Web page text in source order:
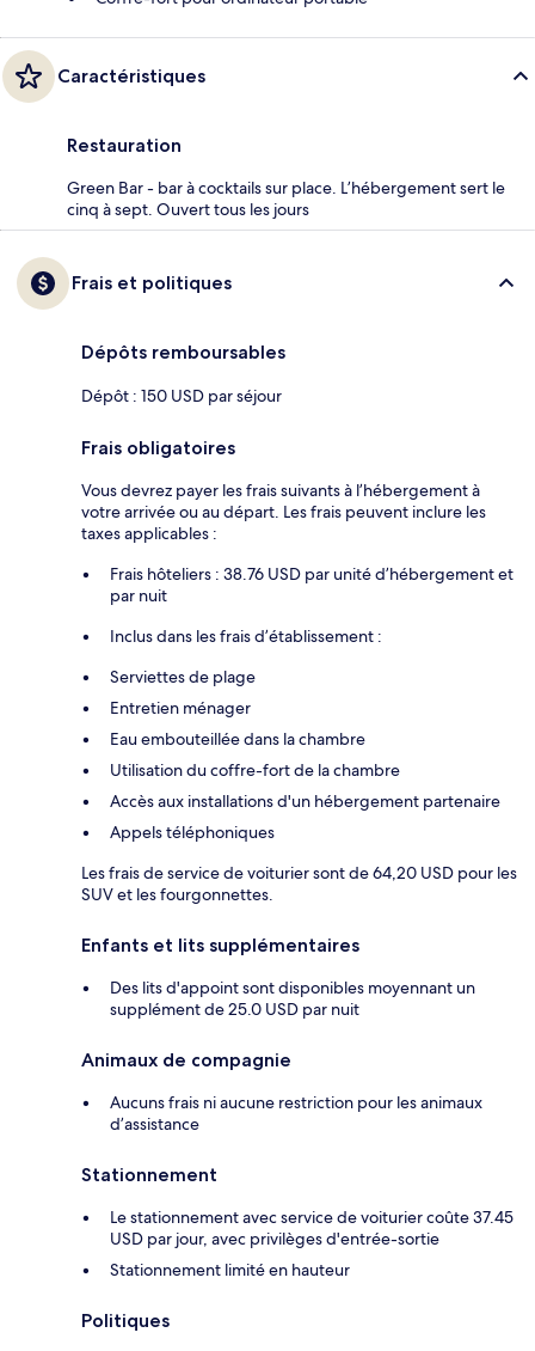
Caractéristiques
Restauration
Green Bar - bar à cocktails sur place. L’hébergement sert le
cinq à sept. Ouvert tous les jours
Frais et politiques
Dépôts remboursables
Dépôt : 150 USD par séjour
Frais obligatoires
Vous devrez payer les frais suivants à l’hébergement à
votre arrivée ou au départ. Les frais peuvent inclure les
taxes applicables :
Frais hôteliers : 38.76 USD par unité d’hébergement et
par nuit
Inclus dans les frais d’établissement :
Serviettes de plage
Entretien ménager
Eau embouteillée dans la chambre
Utilisation du coffre-fort de la chambre
Accès aux installations d'un hébergement partenaire
Appels téléphoniques
Les frais de service de voiturier sont de 64,20 USD pour les
SUV et les fourgonnettes.
Enfants et lits supplémentaires
Des lits d'appoint sont disponibles moyennant un
supplément de 25.0 USD par nuit
Animaux de compagnie
Aucuns frais ni aucune restriction pour les animaux
d’assistance
Stationnement
Le stationnement avec service de voiturier coûte 37.45
USD par jour, avec privilèges d'entrée-sortie
Stationnement limité en hauteur
Politiques